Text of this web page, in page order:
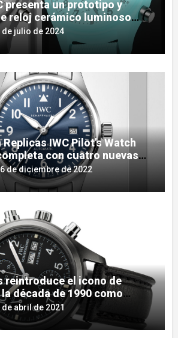
presenta un prototipo y
reloj cerámico luminoso
de julio de 2024
IWC Pilot’s Watch
con cuatro nuevas
de diciembre de 2022
reintroduce el icono de
década de 1990 como
de abril de 2021